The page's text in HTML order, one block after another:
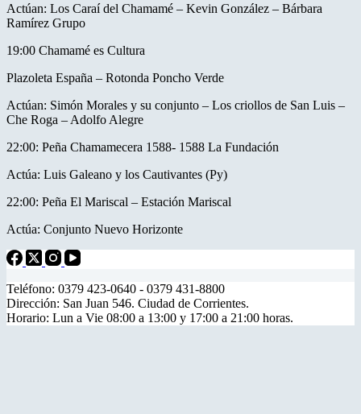
Actúan: Los Caraí del Chamamé – Kevin González – Bárbara
Ramírez Grupo
19:00 Chamamé es Cultura
Plazoleta España – Rotonda Poncho Verde
Actúan: Simón Morales y su conjunto – Los criollos de San Luis –
Che Roga – Adolfo Alegre
22:00: Peña Chamamecera 1588- 1588 La Fundación
Actúa: Luis Galeano y los Cautivantes (Py)
22:00: Peña El Mariscal – Estación Mariscal
Actúa: Conjunto Nuevo Horizonte
Teléfono: 0379 423-0640 - 0379 431-8800
Dirección: San Juan 546. Ciudad de Corrientes.
Horario: Lun a Vie 08:00 a 13:00 y 17:00 a 21:00 horas.